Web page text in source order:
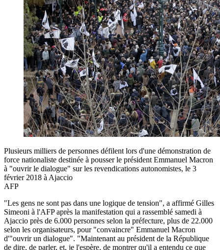
Plusieurs milliers de personnes défilent lors d'une démonstration de
force nationaliste destinée à pousser le président Emmanuel Macron
à "ouvrir le dialogue" sur les revendications autonomistes, le 3
février 2018 à Ajaccio
AFP
"Les gens ne sont pas dans une logique de tension", a affirmé Gilles
Simeoni à l'AFP après la manifestation qui a rassemblé samedi à
Ajaccio près de 6.000 personnes selon la préfecture, plus de 22.000
selon les organisateurs, pour "convaincre" Emmanuel Macron
d'"ouvrir un dialogue". "Maintenant au président de la République
de dire, de parler, et, je l'espère, de montrer qu'il a entendu ce que